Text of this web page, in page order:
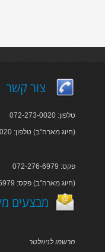
צור קשר
טלפון: 072-273-0020
+972 (0) 72-273-0020 :חיוג מארה"ב) טלפון)
פקס: 072-276-6979
+972 (0) 72-276-6979 :חיוג מארה"ב) פקס)
!מבצעים
הרשמו לניוזלטר